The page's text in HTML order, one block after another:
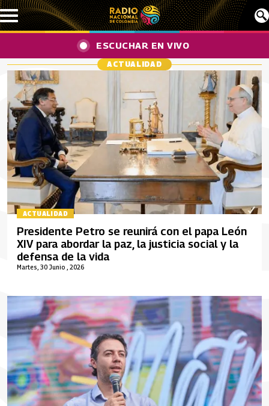
Pasar al contenido principal
ESCUCHAR EN VIVO
ACTUALIDAD
ACTUALIDAD
Martes, 30 Junio , 2026
Presidente Petro se reunirá con el papa León
XIV para abordar la paz, la justicia social y la
defensa de la vida